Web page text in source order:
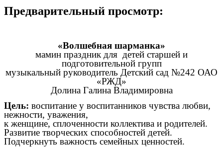
Предварительный просмотр:
«Волшебная шарманка»
мамин праздник для детей старшей и
подготовительной групп
музыкальный руководитель Детский сад №242 ОАО
«РЖД»
Долина Галина Владимировна
Цель: воспитание у воспитанников чувства любви,
нежности, уважения,
к женщине, сплоченности коллектива и родителей.
Развитие творческих способностей детей.
Подчеркнуть важность семейных ценностей.